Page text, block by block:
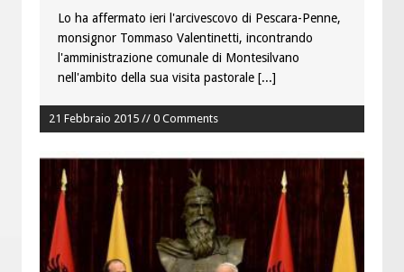
Lo ha affermato ieri l'arcivescovo di Pescara-Penne,
monsignor Tommaso Valentinetti, incontrando
l'amministrazione comunale di Montesilvano
nell'ambito della sua visita pastorale [...]
21 Febbraio 2015 // 0 Comments